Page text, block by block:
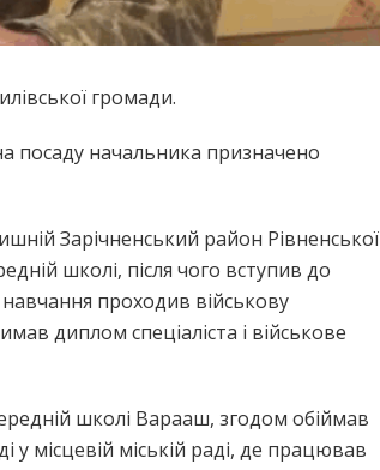
громади.
посаду начальника призначено
Зарічненський район Рівненської
школі, після чого вступив до
проходив військову
диплом спеціаліста і військове
школі Варааш, згодом обіймав
у місцевій міській раді, де працював